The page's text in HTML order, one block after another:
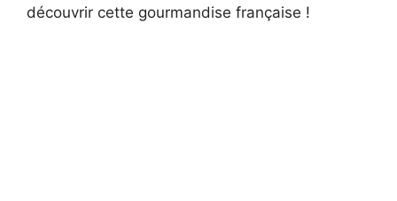
découvrir cette gourmandise française !